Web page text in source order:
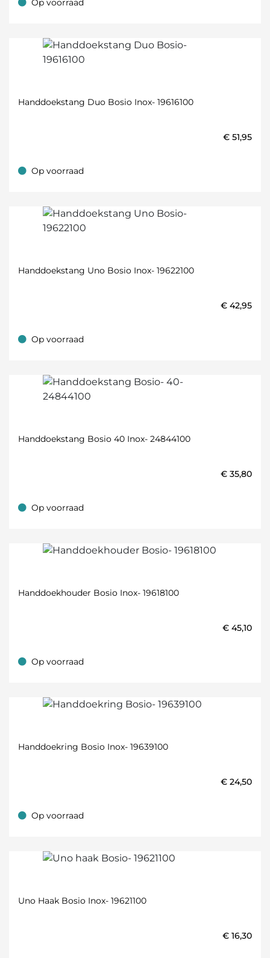
Op voorraad
Op voorraad
Handdoekstang Duo Bosio Inox- 19616100
€ 51,95
Op voorraad
Op voorraad
Handdoekstang Uno Bosio Inox- 19622100
€ 42,95
Op voorraad
Op voorraad
Handdoekstang Bosio 40 Inox- 24844100
€ 35,80
Op voorraad
Op voorraad
Handdoekhouder Bosio Inox- 19618100
€ 45,10
Op voorraad
Op voorraad
Handdoekring Bosio Inox- 19639100
€ 24,50
Op voorraad
Op voorraad
Uno Haak Bosio Inox- 19621100
€ 16,30